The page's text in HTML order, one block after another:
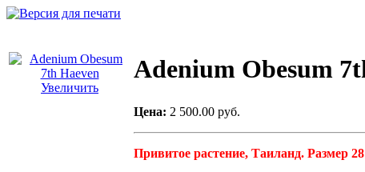
Увеличить
Adenium Obesum
Цена: 2 500.00 руб.
Привитое растение, Таиланд. Размер